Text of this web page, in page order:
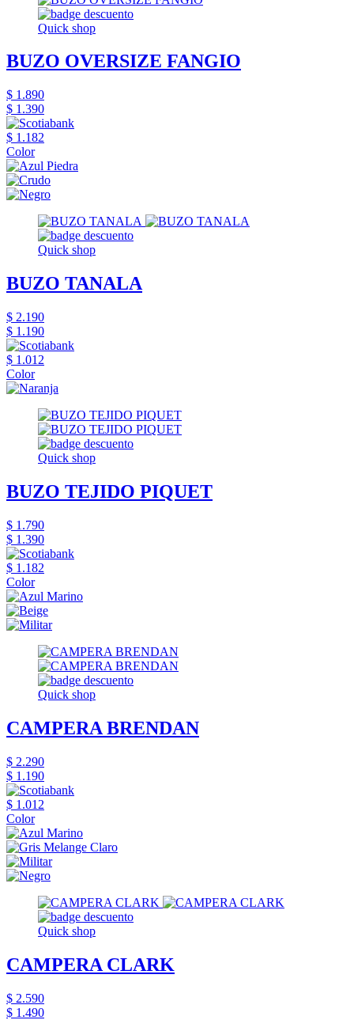
Quick shop
BUZO OVERSIZE FANGIO
$ 1.890
$ 1.390
$ 1.182
Color
Quick shop
BUZO TANALA
$ 2.190
$ 1.190
$ 1.012
Color
Quick shop
BUZO TEJIDO PIQUET
$ 1.790
$ 1.390
$ 1.182
Color
Quick shop
CAMPERA BRENDAN
$ 2.290
$ 1.190
$ 1.012
Color
Quick shop
CAMPERA CLARK
$ 2.590
$ 1.490